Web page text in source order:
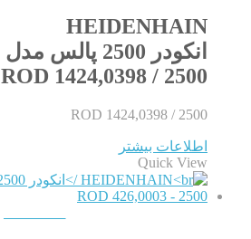
HEIDENHAIN
انکودر 2500 پالس مدل
ROD 1424,0398 / 2500
ROD 1424,0398 / 2500
اطلاعات بیشتر
Quick View